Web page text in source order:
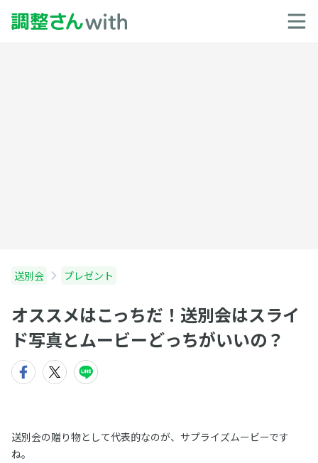
送別会 プレゼント
オススメはこっちだ！送別会はスライ
ド写真とムービーどっちがいいの？
送別会の贈り物として代表的なのが、サプライズムービーです
ね。